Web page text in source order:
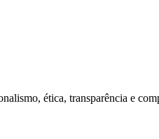
ética, transparência e